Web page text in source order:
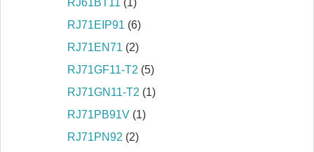
RJ61BT11 (1)
RJ71EIP91 (6)
RJ71EN71 (2)
RJ71GF11-T2 (5)
RJ71GN11-T2 (1)
RJ71PB91V (1)
RJ71PN92 (2)